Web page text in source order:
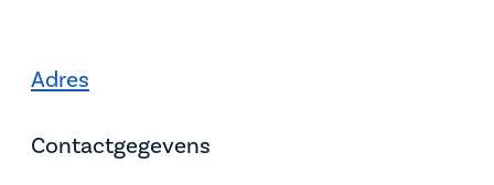
Adres
Contactgegevens